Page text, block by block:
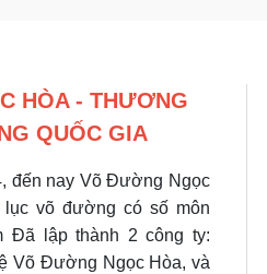
HÒA - THƯƠNG
QUỐC GIA
đến nay Võ Đường Ngọc
võ đường có số môn
Đã lập thành 2 công ty:
Võ Đường Ngọc Hòa, và